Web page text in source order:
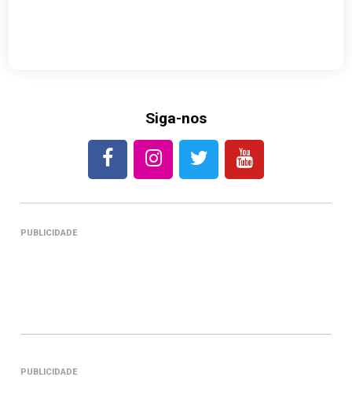
Siga-nos
PUBLICIDADE
PUBLICIDADE